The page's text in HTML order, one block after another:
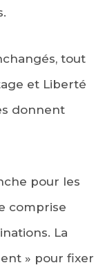
tout
et Liberté
donnent
pour les
comprise
La
» pour fixer